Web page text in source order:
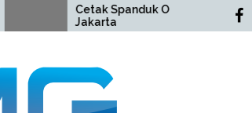
Cetak Spanduk Online